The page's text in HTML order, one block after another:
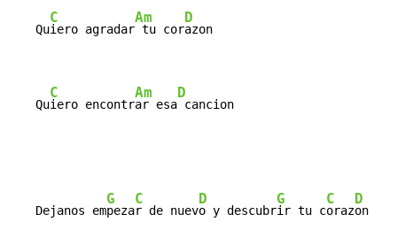
   Qu
C
iero agradar
Am
tu cor
D
azon
   Qu
C
iero encontr
Am
ar esa
D
cancion
   Dejanos em
G
peza
C
r de nuev
D
o y descubr
G
ir tu c
C
oraz
D